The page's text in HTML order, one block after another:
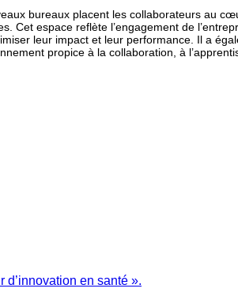
bureaux placent les collaborateurs au
espace reflète l’engagement de
leur impact et leur performance. Il a
propice à la collaboration, à
en santé ».